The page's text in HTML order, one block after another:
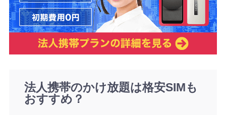
法人携帯のかけ放題は格安SIMも
おすすめ？